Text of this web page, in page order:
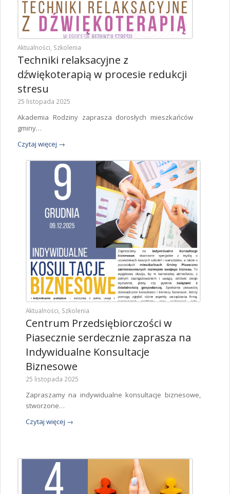
Aktualności Szkolenia
Techniki relaksacyjne z
dźwiękoterapią w procesie redukcji
stresu
25 listopada 2025
Akademia Rodziny zaprasza dorosłych mieszkańców
gminy…
Czytaj więcej →
Aktualności Szkolenia
Centrum Przedsiębiorczości w
Piasecznie serdecznie zaprasza na
Indywidualne Konsultacje
Biznesowe
25 listopada 2025
Zapraszamy na indywidualne konsultacje biznesowe,
stworzone…
Czytaj więcej →